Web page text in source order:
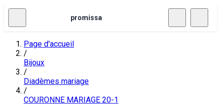
promissa
Page d'accueil
/
Bijoux
/
Diadèmes mariage
/
COURONNE MARIAGE 20-1